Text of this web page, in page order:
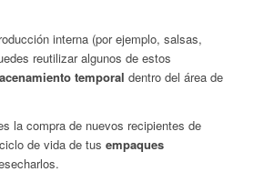
interna (por ejemplo, salsas,
reutilizar algunos de estos
temporal dentro del área de
la compra de nuevos recipientes de
de vida de tus empaques